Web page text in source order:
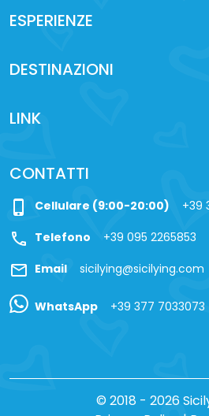
ESPERIENZE
DESTINAZIONI
LINK
CONTATTI
phone_iphone Cellulare (9:00-20:00) +39
call Telefono +39 095 2265853
mail Email sicilying@sicilying.com
WhatsApp +39 377 7033073
© 2018 - 2026